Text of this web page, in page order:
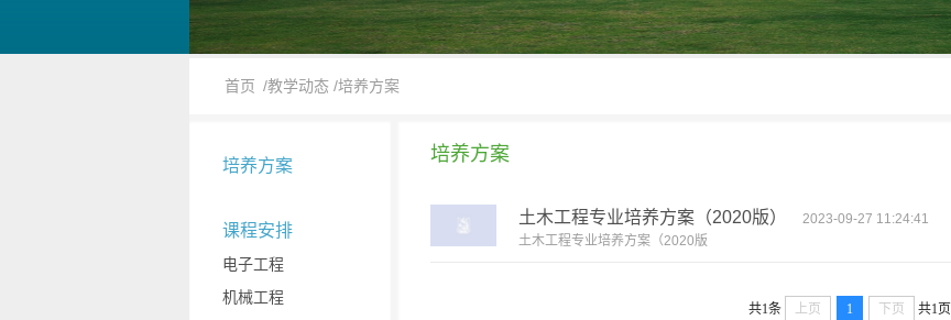
首页 /教学动态 /培养方案
培养方案
课程安排
电子工程
机械工程
培养方案
土木工程专业培养方案（2020版）
2023-09-27 11:24:41
​土木工程专业培养方案（2020版
共1条 上页 1 下页 共1页